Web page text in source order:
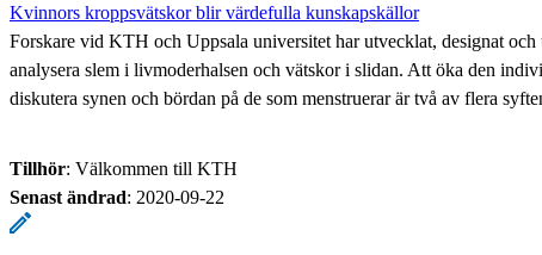
Kvinnors kroppsvätskor blir värdefulla kunskapskällor
Forskare vid KTH och Uppsala universitet har utvecklat, designat
analysera slem i livmoderhalsen och vätskor i slidan. Att öka den
diskutera synen och bördan på de som menstruerar är två av flera
Tillhör: Välkommen till KTH
Senast ändrad: 2020-09-22